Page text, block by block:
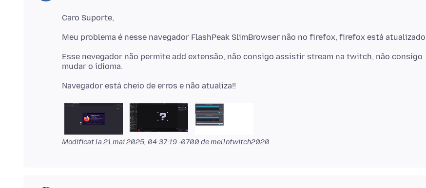
Esse nevegador não permite add extensão, não consigo assistir stream na twitch, não consigo
Modificat la 21 mai 2025, 04:37:19 -0700 de mellotwitch2020